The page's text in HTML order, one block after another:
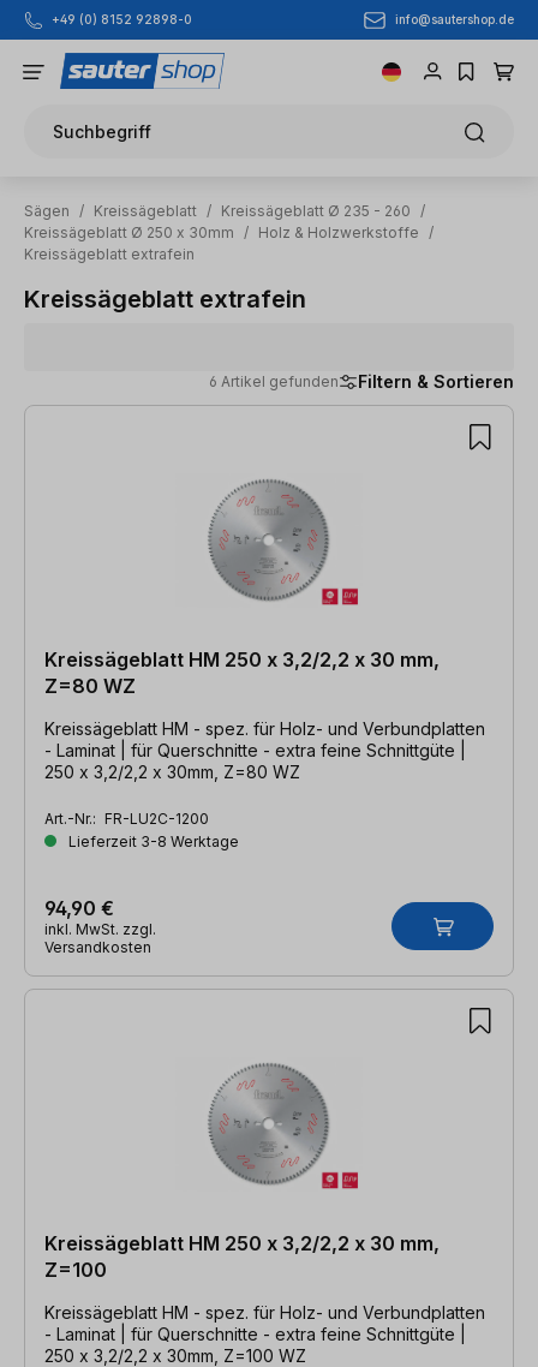
Zum Hauptinhalt springen
+49 (0) 8152 92898-0 info@sautershop.de
Suchbegriff
Sägen / Kreissägeblatt / Kreissägeblatt Ø 235 - 260
/
Kreissägeblatt Ø 250 x 30mm
/ Holz & Holzwerkstoffe
/
Kreissägeblatt extrafein
Kreissägeblatt extrafein
6 Artikel gefunden Filtern & Sortieren
6 Artikel gefunden
Kreissägeblatt HM 250 x 3,2/2,2 x 30 mm,
Z=80 WZ
Kreissägeblatt HM - spez. für Holz- und Verbundplatten
- Laminat | für Querschnitte - extra feine Schnittgüte |
250 x 3,2/2,2 x 30mm, Z=80 WZ
Art.-Nr.: FR-LU2C-1200
Lieferzeit 3-8 Werktage
94,90 €
inkl. MwSt. zzgl.
Versandkosten
Kreissägeblatt HM 250 x 3,2/2,2 x 30 mm,
Z=100
Kreissägeblatt HM - spez. für Holz- und Verbundplatten
- Laminat | für Querschnitte - extra feine Schnittgüte |
250 x 3,2/2,2 x 30mm, Z=100 WZ